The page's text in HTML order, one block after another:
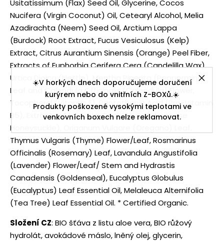
☀️V horkých dnech doporučujeme doručení
kurýrem nebo do vnitřních Z-BOXů.☀️
Produkty poškozené vysokými teplotami ve
venkovních boxech nelze reklamovat.
Usitatissimum (Flax) Seed Oil, Glycerine, Cocos
Nucifera (Virgin Coconut) Oil, Cetearyl Alcohol, Melia
Azadirachta (Neem) Seed Oil, Arctium Lappa
(Burdock) Root Extract, Fucus Vesiculosus (Kelp)
Extract, Citrus Aurantium Sinensis (Orange) Peel Fiber,
Extracts of Euphorbia Cerifera Cera (Candelilla Wax),
Urtica Dioica (Nettle), Mentha Piperita (Peppermint)
Leaf and Calendula Officinalis (Calendula) Flower,
Tocopherol (Vitamin E), Pantothenic Acid (Pro-Vitamin
B5), Extracts of Lonicera Caprifolium (Japanese
Honeysuckle), Origanum Vulgare (Oregano) Leaf,
Thymus Vulgaris (Thyme) Flower/Leaf, Rosmarinus
Officinalis (Rosemary) Leaf, Lavandula Angustifolia
(Lavender) Flower/Leaf/ Stem and Hydrastis
Canadensis (Goldenseal), Eucalyptus Globulus
(Eucalyptus) Leaf Essential Oil, Melaleuca Alternifolia
(Tea Tree) Leaf Essential Oil. * Certified Organic.
Složení CZ: BIO šťáva z listu aloe vera, BIO růžový
hydrolát, avokádové máslo, lněný olej, glycerin,